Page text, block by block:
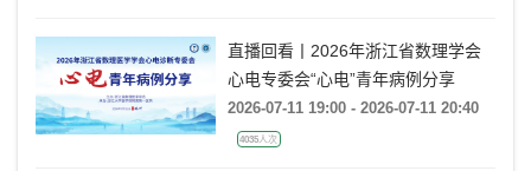
直播回看丨2026年浙江省数理学会
心电专委会“心电”青年病例分享
2026-07-11 19:00 - 2026-07-11 20:40